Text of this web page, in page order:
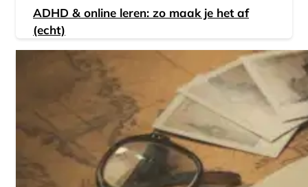
ADHD & online leren: zo maak je het af
(echt)